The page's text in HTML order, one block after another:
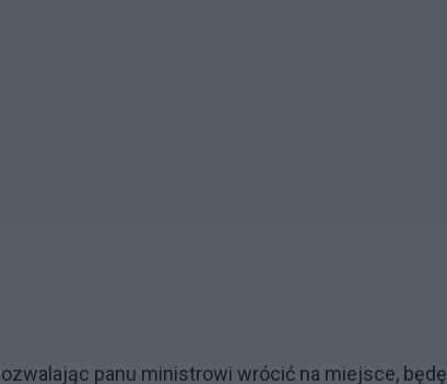
panu ministrowi wrócić na miejsce, będę